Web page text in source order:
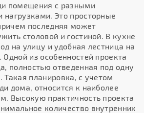
помещения с разными
Это просторные
последняя может
столовой и гостиной. В кухне
на улицу и удобная лестница на
из особенностей проекта
полностью отведенная под одну
планировка, с учетом
дома, относится к наиболее
Высокую практичность проекта
количество внутренних